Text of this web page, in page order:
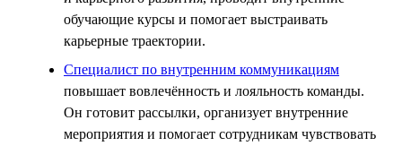
обучающие курсы и помогает выстраивать
карьерные траектории.
Специалист по внутренним коммуникациям
повышает вовлечённость и лояльность команды.
Он готовит рассылки, организует внутренние
мероприятия и помогает сотрудникам чувствовать